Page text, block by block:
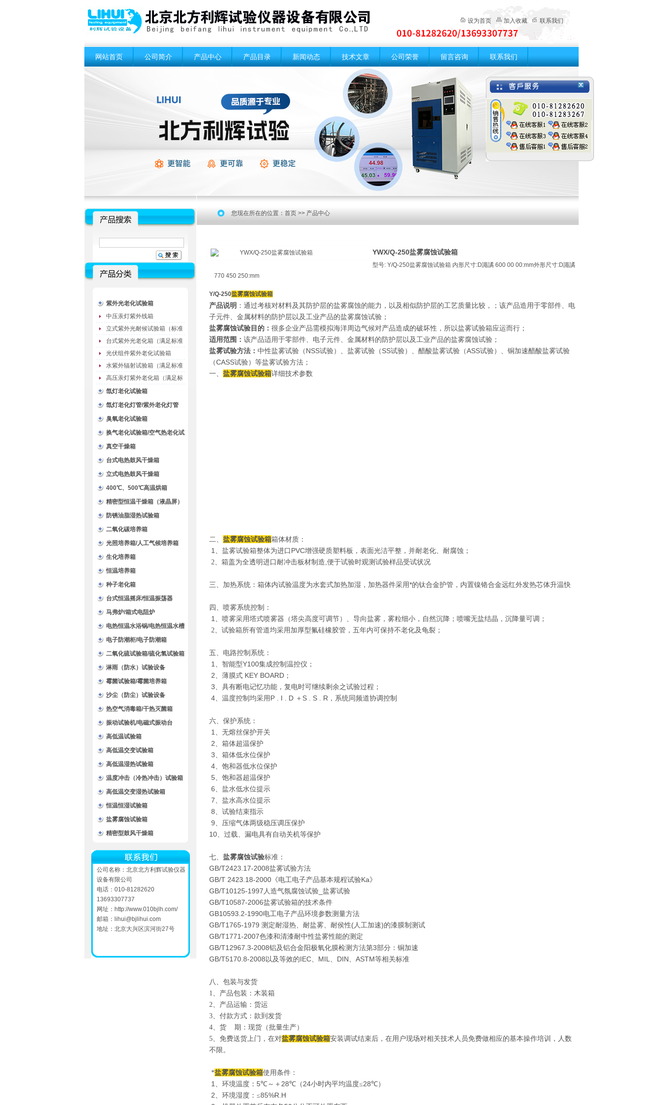
设为首页 加入收藏 联系我们
网站首页 公司简介 产品中心 产品目录 新闻动态 技术文章 公司荣誉 留言咨询 联系我们
紫外光老化试验箱
中压汞灯紫外线箱
立式紫外光耐候试验箱（标准
型）
台式紫外光老化箱（满足标准
GB/T16776）
光伏组件紫外老化试验箱
水紫外辐射试验箱（满足标准
JC485-1992）
高压汞灯紫外老化箱（满足标
准GB/T16777）
氙灯老化试验箱
氙灯老化灯管/紫外老化灯管
（耗材）
臭氧老化试验箱
换气老化试验箱/空气热老化试
验箱
真空干燥箱
台式电热鼓风干燥箱
立式电热鼓风干燥箱
400℃、500℃高温烘箱
精密型恒温干燥箱（液晶屏）
防锈油脂湿热试验箱
二氧化碳培养箱
光照培养箱/人工气候培养箱
生化培养箱
恒温培养箱
种子老化箱
台式恒温摇床/恒温振荡器
马弗炉/箱式电阻炉
电热恒温水浴锅/电热恒温水槽
电子防潮柜/电子防潮箱
二氧化硫试验箱/硫化氢试验箱
淋雨（防水）试验设备
霉菌试验箱/霉菌培养箱
沙尘（防尘）试验设备
热空气消毒箱/干热灭菌箱
振动试验机/电磁式振动台
高低温试验箱
高低温交变试验箱
高低温湿热试验箱
温度冲击（冷热冲击）试验箱
高低温交变湿热试验箱
恒温恒湿试验箱
盐雾腐蚀试验箱
精密型鼓风干燥箱
公司名称：北京北方利辉试验仪器
设备有限公司
电话：010-81282620
13693307737
网址： http://www.010bjlh.com/
邮箱： lihui@bjlihui.com
地址：北京大兴区滨河街27号
您现在所在的位置： 首页 >> 产品中心
YWX/Q-250盐雾腐蚀试验箱
型号: Y/Q-250盐雾腐蚀试验箱 内形尺寸:D譝譎 600 00 00:mm外形尺寸:D譝譎
770 450 250:mm
Y/Q-250盐雾腐蚀试验箱
产品说明 ：通过考核对材料及其防护层的盐雾腐蚀的能力，以及相似防护层的工艺质量比较，；该产品造用于零部件、电
子元件、金属材料的防护层以及工业产品的盐雾腐蚀试验；
盐雾腐蚀试验目的： 很多企业产品需模拟海洋周边气候对产品造成的破坏性，所以盐雾试验箱应运而行；
适用范围： 该产品适用于零部件、电子元件、金属材料的防护层以及工业产品的盐雾腐蚀试验；
盐雾试验方法： 中性盐雾试验（NSS试验）、盐雾试验（ SS试验）、醋酸盐雾试验（ASS试验）、铜加速醋酸盐雾试验
（CASS试验）等盐雾试验方法；
一、 盐雾腐蚀试验箱详细技术参数
二 盐雾腐蚀试验箱箱体材质：
1 、盐雾试验箱整体为进口 PVC增强硬质塑料板，表面光洁平整，并耐老化、耐腐蚀；
2 、箱盖为全透明进口耐冲击板材制造 便于试验时观测试验样品受试状况
三、加热系统：箱体内试验温度为水套式加热加湿，加热器件采用*的钛合金护管，内置镍铬合金远红外发热芯体升温快
四、 喷雾系统控制：
1 、喷雾采用塔式喷雾器（塔尖高度可调节）、导向盐雾，雾粒细小，自然沉降；喷嘴无盐结晶，沉降量可调；
2 、试验箱所有管道均采用加厚型氟硅橡胶管，五年内可保持不老化及龟裂；
五 、电路控制系统：
1 、智能型Y100集成控制温控仪；
2、薄膜式 KEY BOARD ；
3、具有断电记忆功能，复电时可继续剩余之试验过程；
4、温度控制均采用 P . I . D ＋ S . S . R ，系统同频道协调控制
六 、保护系统：
1 、无熔丝保护开关
2、箱体超温保护
3、箱体低水位保护
4、饱和器低水位保护
5、饱和器超温保护
6、盐水低水位提示
7、盐水高水位提示
8、试验结束指示
9、压缩气体两级稳压调压保护
10、过载、漏电具有自动关机等保护
七 盐雾腐蚀试验标准：
GB/T2423.17-2008盐雾试验方法
GB/T 2423.18-2000 《电工电子产品基本规程试验Ka》
GB/T10125-1997 人造气氛腐蚀试验 盐雾试验
GB/T10587-2006盐雾试验箱的技术条件
GB10593.2-1990电工电子产品环境参数测量方法
GB/T1765-1979 测定耐湿热、耐盐雾、耐侯性(人工加速)的漆膜制测试
GB/T1771-2007色漆和清漆耐中性盐雾性能的测定
GB/T12967.3-2008铝及铝合金阳极氧化膜检测方法第3部分：铜加速
GB/T5170.8-2008 以及等效的IEC、 MIL 、 DIN、 ASTM等相关标准
八、包装与发货
1、产品包装：木装箱
2、产品运输：货运
3、付款方式：款到发货
4、货 期：现货（批量生产）
5、免费送货上门，在对盐雾腐蚀试验箱安装调试结束后，在用户现场对相关技术人员免费做相应的基本操作培训，人数
不限。
*盐雾腐蚀试验箱使用条件：
1 、环境温度： 5℃～＋ 28℃（ 24小时内平均温度≤28℃）
2、环境湿度：≤85%R.H